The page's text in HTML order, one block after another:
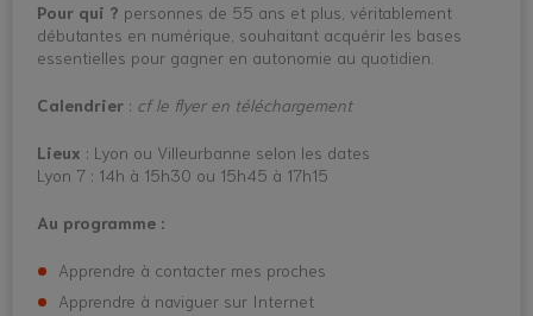
Pour qui ? personnes de 55 ans et plus, véritablement
débutantes en numérique, souhaitant acquérir les bases
essentielles pour gagner en autonomie au quotidien.
Calendrier : cf le flyer en téléchargement
Lieux : Lyon ou Villeurbanne selon les dates
Lyon 7 : 14h à 15h30 ou 15h45 à 17h15
Au programme :
Apprendre à contacter mes proches
Apprendre à naviguer sur Internet